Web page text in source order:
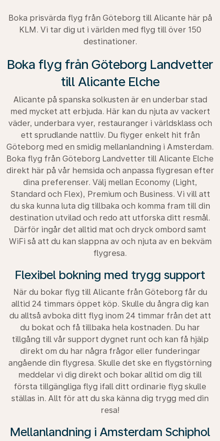
Boka prisvärda flyg från Göteborg till Alicante här på
KLM. Vi tar dig ut i världen med flyg till över 150
destinationer.
Boka flyg från Göteborg Landvetter
till Alicante Elche
Alicante på spanska solkusten är en underbar stad
med mycket att erbjuda. Här kan du njuta av vackert
väder, underbara vyer, restauranger i världsklass och
ett sprudlande nattliv. Du flyger enkelt hit från
Göteborg med en smidig mellanlandning i Amsterdam.
Boka flyg från Göteborg Landvetter till Alicante Elche
direkt här på vår hemsida och anpassa flygresan efter
dina preferenser. Välj mellan Economy (Light,
Standard och Flex), Premium och Business. Vi vill att
du ska kunna luta dig tillbaka och komma fram till din
destination utvilad och redo att utforska ditt resmål.
Därför ingår det alltid mat och dryck ombord samt
WiFi så att du kan slappna av och njuta av en bekväm
flygresa.
Flexibel bokning med trygg support
När du bokar flyg till Alicante från Göteborg får du
alltid 24 timmars öppet köp. Skulle du ångra dig kan
du alltså avboka ditt flyg inom 24 timmar från det att
du bokat och få tillbaka hela kostnaden. Du har
tillgång till vår support dygnet runt och kan få hjälp
direkt om du har några frågor eller funderingar
angående din flygresa. Skulle det ske en flygstörning
meddelar vi dig direkt och bokar alltid om dig till
första tillgängliga flyg ifall ditt ordinarie flyg skulle
ställas in. Allt för att du ska känna dig trygg med din
resa!
Mellanlandning i Amsterdam Schiphol